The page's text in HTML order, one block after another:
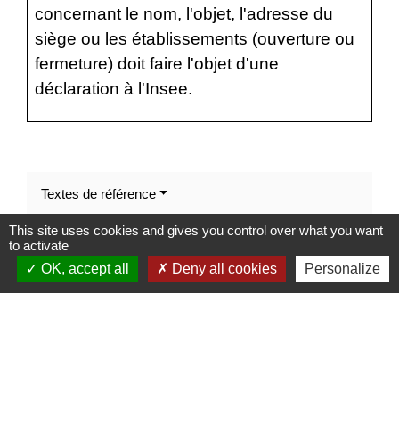
concernant le nom, l'objet, l'adresse du
siège ou les établissements (ouverture ou
fermeture) doit faire l'objet d'une
déclaration à l'Insee.
Textes de référence
Services en ligne et formulaires
This site uses cookies and gives you control over what you want
to activate
OK, accept all
Deny all cookies Personalize